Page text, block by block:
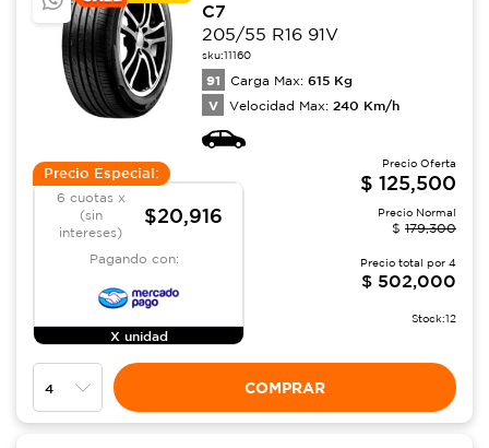
C7
205/55 R16 91V
sku:11160
91 Carga Max: 615 Kg
V Velocidad Max: 240 Km/h
Precio Especial:
6 cuotas x
(sin
intereses)
$20,916
Pagando con:
X unidad
Precio Oferta
$ 125,500
Precio Normal
$ 179,300
Precio total por 4
$ 502,000
Stock:12
COMPRAR